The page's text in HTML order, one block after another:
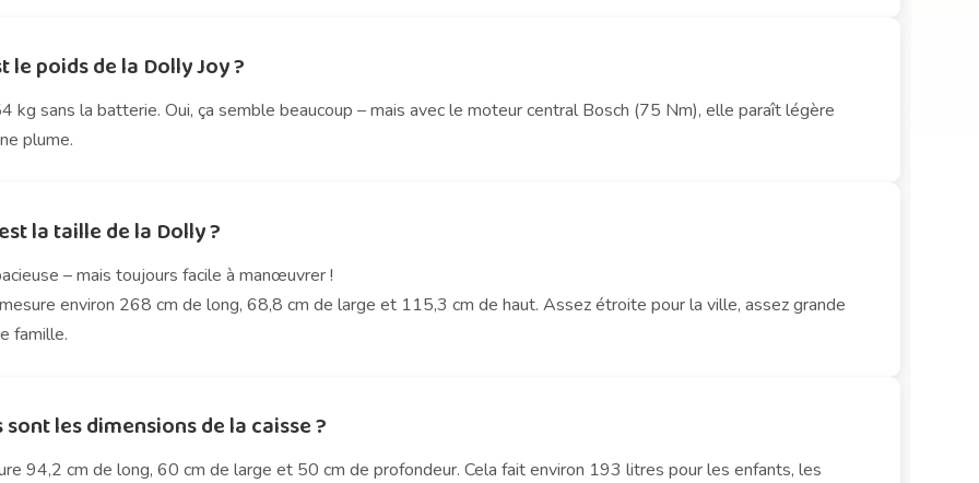
le poids de la Dolly Joy ?
kg sans la batterie. Oui, ça semble beaucoup – mais avec le moteur central Bosch (75 Nm), elle paraît légère
plume.
la taille de la Dolly ?
– mais toujours facile à manœuvrer !
environ 268 cm de long, 68,8 cm de large et 115,3 cm de haut. Assez étroite pour la ville, assez grande
famille.
sont les dimensions de la caisse ?
94,2 cm de long, 60 cm de large et 50 cm de profondeur. Cela fait environ 193 litres pour les enfants, les